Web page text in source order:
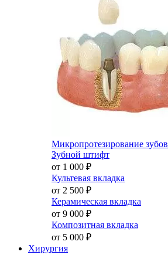
Микропротезирование зубов
Зубной штифт
от 1 000 ₽
Культевая вкладка
от 2 500 ₽
Керамическая вкладка
от 9 000 ₽
Композитная вкладка
от 5 000 ₽
Хирургия